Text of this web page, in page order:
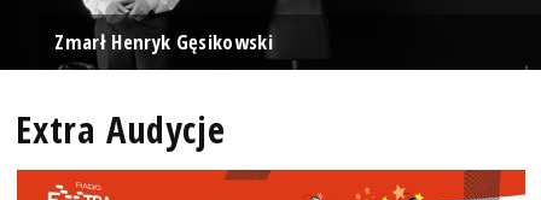
Zmarł Henryk Gęsikowski
Extra Audycje